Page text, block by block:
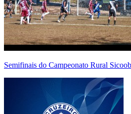
Semifinais do Campeonato Rural